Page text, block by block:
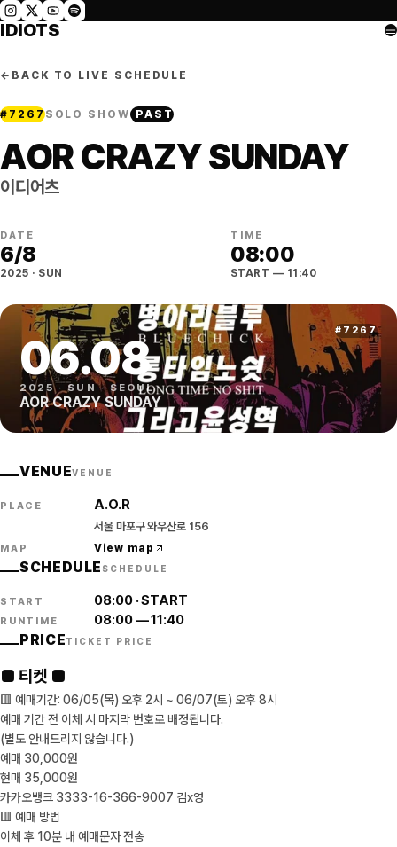
IDIOTS
← BACK TO LIVE SCHEDULE
# 7267SOLO SHOW PAST
AOR CRAZY SUNDAY
이디어츠
DATE
6/8
2025 · SUN
TIME
08:00
START — 11:40
# 7267
06.08
2025·SUN· SEOUL
AOR CRAZY SUNDAY
VENUEVENUE
PLACE A.O.R
서울 마포구 와우산로 156
MAP View map
SCHEDULE SCHEDULE
START 08:00·START
RUNTIME 08:00—11:40
PRICETICKET PRICE
■ 티켓 ■
🟥 예매기간: 06/05(목) 오후 2시 ~ 06/07(토) 오후 8시
예매 기간 전 이체 시 마지막 번호로 배정됩니다.
(별도 안내드리지 않습니다.)
예매 30,000원
현매 35,000원
카카오뱅크 3333-16-366-9007 김x영
🟥 예매 방법
이체 후 10분 내 예매문자 전송